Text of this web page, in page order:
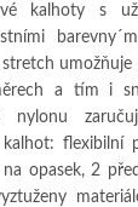
kalhoty s
a tím i
nylonu
flexibilní
opasek, 2